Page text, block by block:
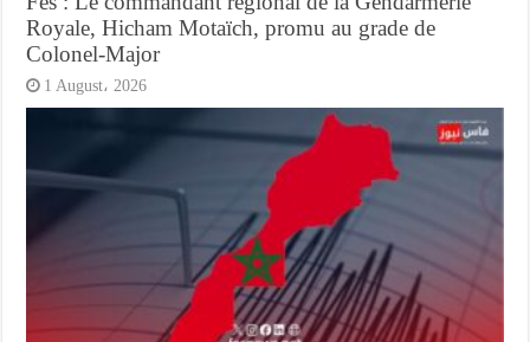
Royale, Hicham Motaïch, promu au grade de
Colonel-Major
1 August، 2026